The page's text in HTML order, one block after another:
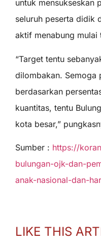
untuk mensukseskan
seluruh peserta didik
aktif menabung mulai
“Target tentu
dilombakan. Semoga
berdasarkan
kuantitas, tentu
kota besar,”
Sumber : https://
bulungan-ojk-dan-
anak-nasional-dan-
LIKE THIS